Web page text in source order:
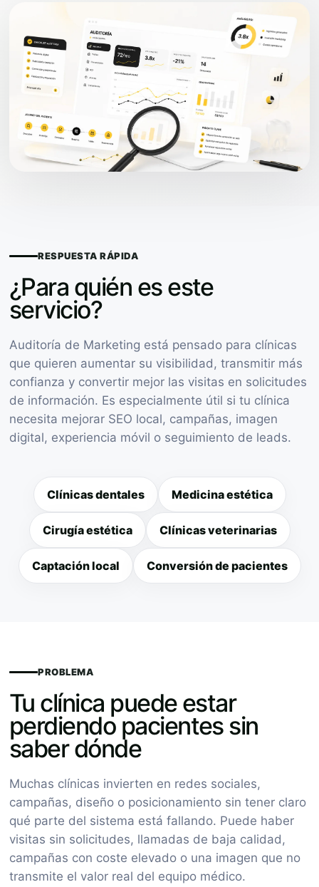
RESPUESTA RÁPIDA
¿Para quién es este
servicio?
Auditoría de Marketing está pensado para clínicas
que quieren aumentar su visibilidad, transmitir más
confianza y convertir mejor las visitas en solicitudes
de información. Es especialmente útil si tu clínica
necesita mejorar SEO local, campañas, imagen
digital, experiencia móvil o seguimiento de leads.
Clínicas dentales Medicina estética
Cirugía estética Clínicas veterinarias
Captación local Conversión de pacientes
PROBLEMA
Tu clínica puede estar
perdiendo pacientes sin
saber dónde
Muchas clínicas invierten en redes sociales,
campañas, diseño o posicionamiento sin tener claro
qué parte del sistema está fallando. Puede haber
visitas sin solicitudes, llamadas de baja calidad,
campañas con coste elevado o una imagen que no
transmite el valor real del equipo médico.